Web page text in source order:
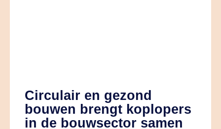
Circulair en gezond
bouwen brengt koplopers
in de bouwsector samen